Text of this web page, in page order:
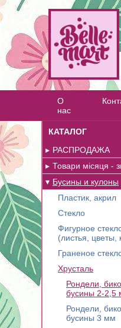
О
нас
КАТАЛОГ
РАСПРОДАЖА
Товари місяця -
Бусины и кулоны
Пластик, акрил
Стекло
Фигурное
(листья, цветы,
Граненое
Хрусталь
Рондели,
бусины 2-2,5
Рондели,
бусины 3 мм